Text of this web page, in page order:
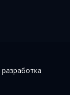
разработка